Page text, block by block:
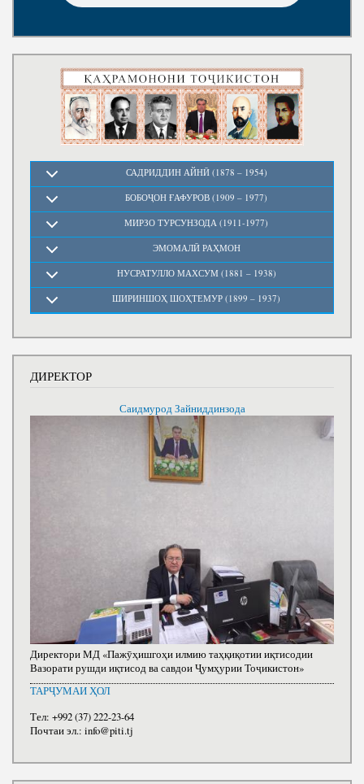
Нома ба Президент
САДРИДДИН АЙНӢ (1878 – 1954)
БОБОҶОН ҒАФУРОВ (1909 – 1977)
МИРЗО ТУРСУНЗОДА (1911-1977)
ЭМОМАЛӢ РАҲМОН
НУСРАТУЛЛО МАХСУМ (1881 – 1938)
ШИРИНШОҲ ШОҲТЕМУР (1899 – 1937)
ДИРЕКТОР
Саидмурод Зайниддинзода
Директори МД «Пажӯҳишгоҳи илмию таҳқиқотии иқтисодии
Вазорати рушди иқтисод ва савдои Ҷумҳурии Тоҷикистон»
ТАРҶУМАИ ҲОЛ
Тел: +992 (37) 222-23-64
Почтаи эл.: info@piti.tj